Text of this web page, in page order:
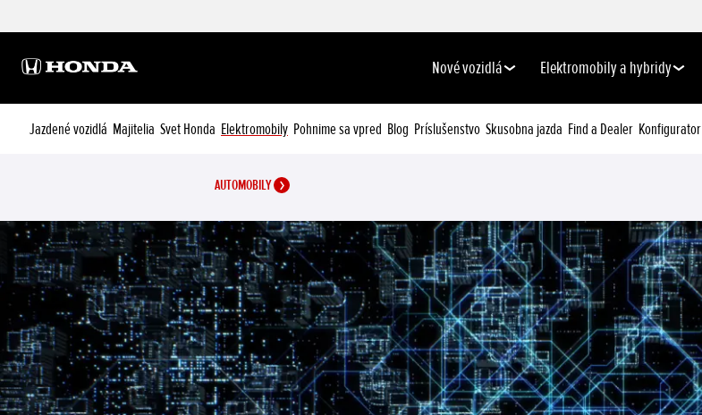
Nové vozidlá Elektromobily a hybridy
Jazdené vozidlá Majitelia Svet Honda Elektromobily Pohnime sa vpred Blog Príslušenstvo Skusobna jazda Find a Dealer Konfigurator
AUTOMOBILY